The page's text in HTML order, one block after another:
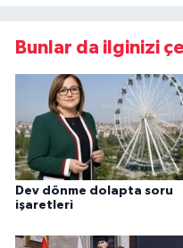
Bunlar da ilginizi
Dev dönme dolapta soru
işaretleri